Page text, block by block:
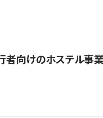
者向けのホステル